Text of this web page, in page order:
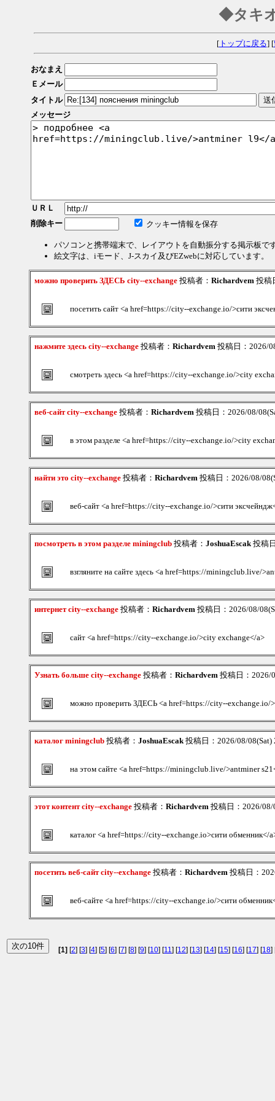
◆タキ
[トップに戻る] [
おなまえ
Ｅメール
タイトル
メッセージ
ＵＲＬ
削除キー
クッキー情報を保存
パソコンと携帯端末で、レイアウトを自動振分する掲示板で
絵文字は、iモード、J-スカイ及びEZwebに対応しています。
можно проверить ЗДЕСЬ city--exchange 投稿者： Richardvem 投稿
посетить сайт <a href=https://city--exchange.io/>сити
нажмите здесь city--exchange 投稿者： Richardvem 投稿日：2026/
смотреть здесь <a href=https://city--exchange.io/>city
веб-сайт city--exchange 投稿者： Richardvem 投稿日：2026/08/
в этом разделе <a href=https://city--exchange.io/>city
найти это city--exchange 投稿者： Richardvem 投稿日：2026/08/
веб-сайт <a href=https://city--exchange.io/>сити
посмотреть в этом разделе miningclub 投稿者： JoshuaEscak投稿
взгляните на сайте здесь <a href=https://miningclub.live/
интернет city--exchange 投稿者： Richardvem 投稿日：2026/08/
сайт <a href=https://city--exchange.io/>city exchange</a>
Узнать больше city--exchange 投稿者： Richardvem 投稿日：2026/
можно проверить ЗДЕСЬ <a href=https://city--exchange.io/
каталог miningclub 投稿者： JoshuaEscak投稿日：2026/08/
на этом сайте <a href=https://miningclub.live/>antminer
этот контент city--exchange 投稿者： Richardvem 投稿日：2026/
каталог <a href=https://city--exchange.io>сити обменник</
посетить веб-сайт city--exchange 投稿者： Richardvem 投稿日：
веб-сайте <a href=https://city--exchange.io/>сити
[1] [2] [3] [4] [5] [6] [7] [8] [9] [10] [11] [12] [13] [14] [15] [16] [17] [18]